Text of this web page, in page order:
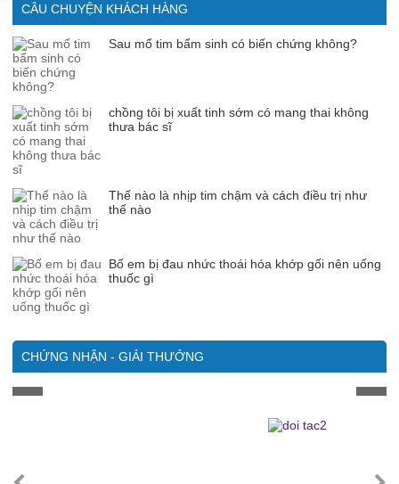
CÂU CHUYỆN KHÁCH HÀNG
Sau mổ tim bẩm sinh có biến chứng không?
chồng tôi bị xuất tinh sớm có mang thai không
thưa bác sĩ
Thế nào là nhịp tim chậm và cách điều trị như
thế nào
Bố em bị đau nhức thoái hóa khớp gối nên uống
thuốc gì
CHỨNG NHẬN - GIẢI THƯỞNG